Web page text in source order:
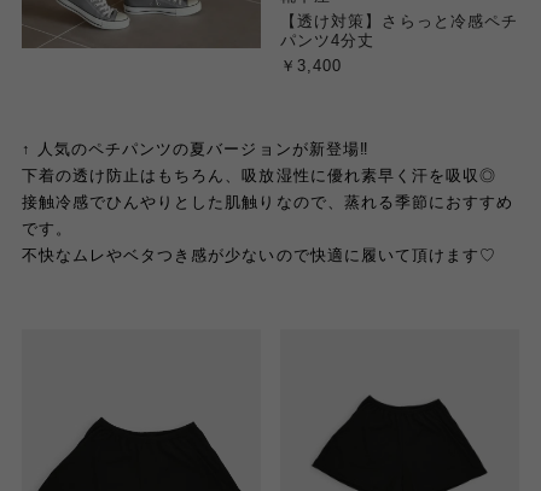
【透け対策】さらっと冷感ペチ
パンツ4分丈
￥3,400
↑ 人気のペチパンツの夏バージョンが新登場‼️
下着の透け防止はもちろん、吸放湿性に優れ素早く汗を吸収◎
接触冷感でひんやりとした肌触りなので、蒸れる季節におすすめ
です。
不快なムレやベタつき感が少ないので快適に履いて頂けます♡